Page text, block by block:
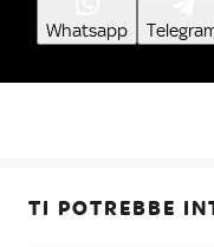
Whatsapp
TI POTREBBE